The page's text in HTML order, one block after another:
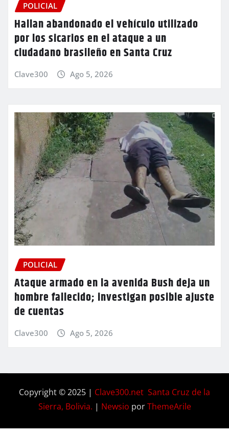
POLICIAL
Hallan abandonado el vehículo utilizado
por los sicarios en el ataque a un
ciudadano brasileño en Santa Cruz
Clave300 Ago 5, 2026
POLICIAL
Ataque armado en la avenida Bush deja un
hombre fallecido; investigan posible ajuste
de cuentas
Clave300 Ago 5, 2026
Copyright © 2025 | Clave300.net Santa Cruz de la
Sierra, Bolivia. | Newsio porThemeArile